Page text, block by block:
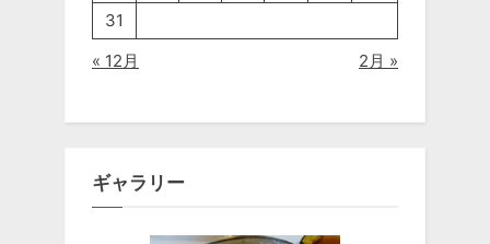
31
« 12月
2月 »
ギャラリー